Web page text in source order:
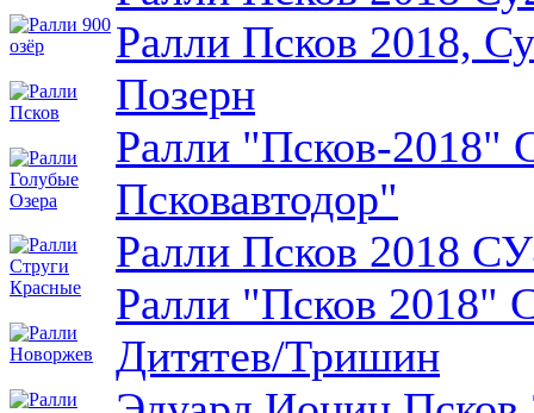
Ралли Псков 2018,
Позерн
Ралли "Псков-
Псковавтодор"
Ралли Псков 2018
Ралли "Псков 2018"
Дитятев/Тришин